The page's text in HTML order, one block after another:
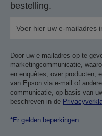
bestelling.
Door uw e-mailadres op te
marketingcommunicatie,
en enquêtes, over producten,
van Epson via e-mail of
communicatie, op basis van
beschreven in de
*Er gelden beperkingen